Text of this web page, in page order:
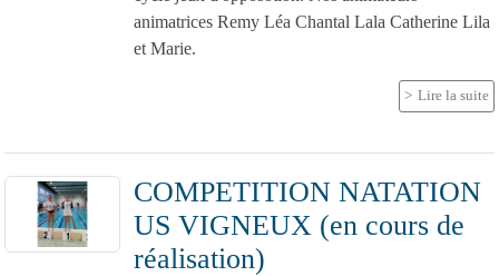
animatrices Remy Léa Chantal Lala Catherine Lila
et Marie.
Lire la suite
COMPETITION NATATION
US VIGNEUX (en cours de
réalisation)